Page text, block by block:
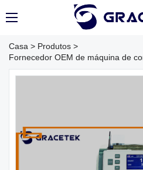
Casa > Produtos >
Fornecedor OEM de máquina de